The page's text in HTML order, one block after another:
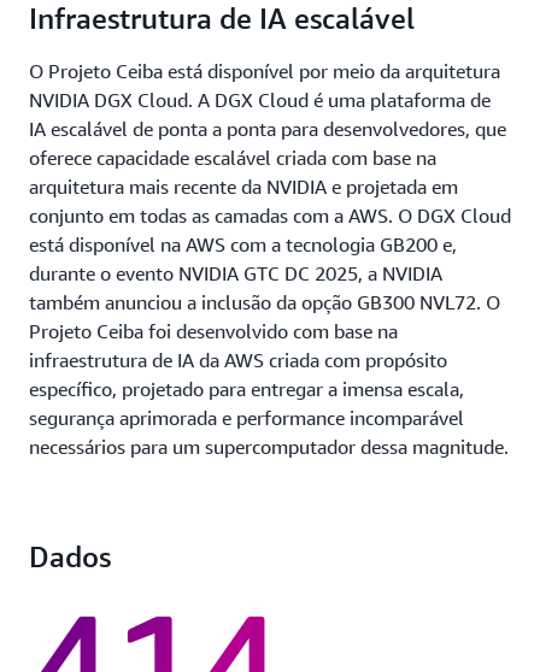
Infraestrutura de IA escalável
O Projeto Ceiba está disponível por meio da arquitetura
NVIDIA DGX Cloud. A DGX Cloud é uma plataforma de
IA escalável de ponta a ponta para desenvolvedores, que
oferece capacidade escalável criada com base na
arquitetura mais recente da NVIDIA e projetada em
conjunto em todas as camadas com a AWS. O DGX Cloud
está disponível na AWS com a tecnologia GB200 e,
durante o evento NVIDIA GTC DC 2025, a NVIDIA
também anunciou a inclusão da opção GB300 NVL72. O
Projeto Ceiba foi desenvolvido com base na
infraestrutura de IA da AWS criada com propósito
específico, projetado para entregar a imensa escala,
segurança aprimorada e performance incomparável
necessários para um supercomputador dessa magnitude.
Dados